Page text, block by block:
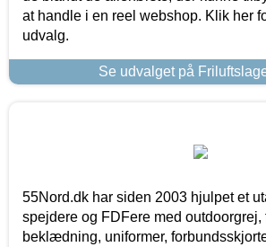
at handle i en reel webshop. Klik her
udvalg.
Se udvalget på
55Nord.dk har siden 2003 hjulpet et
spejdere og FDFere med outdoorgrej,
beklædning, uniformer,